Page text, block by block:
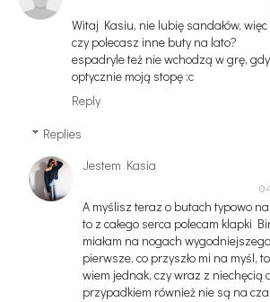
Witaj Kasiu, nie lubię sandałów,
czy polecasz inne buty na lato?
espadryle też nie wchodzą w grę,
optycznie moją stopę :c
Reply
Replies
Jestem Kasia
A myślisz teraz o butach typowo
to z całego serca polecam klapki
miałam na nogach
pierwsze, co przyszło mi na myśl,
wiem jednak, czy wraz z niechęcią
przypadkiem również nie są na